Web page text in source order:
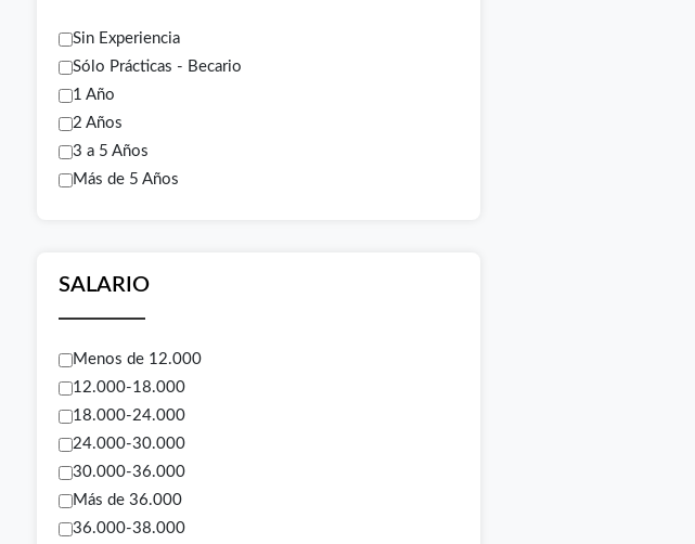
Sin Experiencia
Sólo Prácticas - Becario
1 Año
2 Años
3 a 5 Años
Más de 5 Años
SALARIO
Menos de 12.000
12.000-18.000
18.000-24.000
24.000-30.000
30.000-36.000
Más de 36.000
36.000-38.000